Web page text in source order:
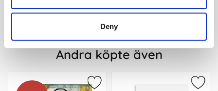
Deny
Andra köpte även